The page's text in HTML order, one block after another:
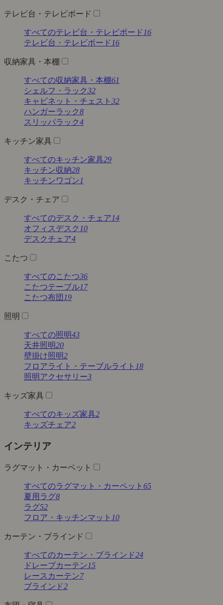
テレビ台・テレビボード
すべてのテレビ台・テレビボード16
テレビ台・テレビボード16
収納家具・本棚
すべての収納家具・本棚61
シェルフ・ラック32
キャビネット・チェスト 32
ハンガーラック8
スリッパラック4
キッチン家具
すべてのキッチン家具29
キッチン収納28
キッチンワゴン1
デスク・チェア
すべてのデスク・チェア14
オフィスデスク 10
デスクチェア4
こたつ
すべてのこたつ36
こたつテーブル17
こたつ布団 19
照明
すべての照明43
天井照明20
壁掛け照明2
フロアライト・テーブルライト 18
照明アクセサリー3
キッズ家具
すべてのキッズ家具2
キッズチェア2
インテリア
ラグマット・カーペット
すべてのラグマット・カーペット 65
夏用ラグ8
ラグ52
フロア・キッチンマット 10
カーテン・ブラインド
すべてのカーテン・ブラインド24
ドレープカーテン15
レースカーテン7
ブラインド2